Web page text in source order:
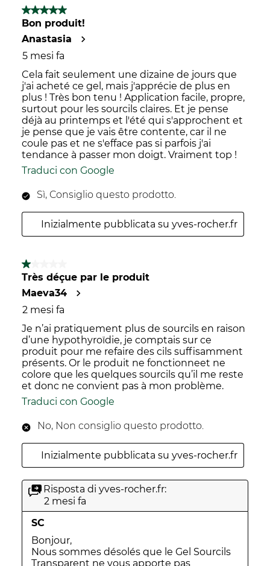
125
recensioni.
5 su 5 stelle.
Bon produit!
Anastasia
5 mesi fa
Cela fait seulement une dizaine de jours que
j'ai acheté ce gel, mais j'apprécie de plus en
plus ! Très bon tenu ! Application facile, propre,
surtout pour les sourcils claires. Et je pense
déjà au printemps et l'été qui s'approchent et
je pense que je vais être contente, car il ne
coule pas et ne s'efface pas si parfois j'ai
tendance à passer mon doigt. Vraiment top !
Traduci con Google
Sì, Consiglio questo prodotto.
Inizialmente pubblicata su yves-rocher.fr
1 su 5 stelle.
Très déçue par le produit
Maeva34
2 mesi fa
Je n’ai pratiquement plus de sourcils en raison
d’une hypothyroïdie, je comptais sur ce
produit pour me refaire des cils suffisamment
présents. Or le produit ne fonctionneet ne
colore que les quelques sourcils qu’il me reste
et donc ne convient pas à mon problème.
Traduci con Google
No, Non consiglio questo prodotto.
Inizialmente pubblicata su yves-rocher.fr
Risposta di yves-rocher.fr:
2 mesi fa
SC
Bonjour,
Nous sommes désolés que le Gel Sourcils
Transparent ne vous apporte pas